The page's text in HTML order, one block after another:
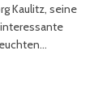
Kaulitz, seine